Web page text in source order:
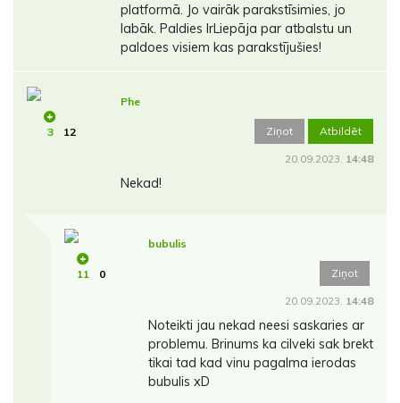
platformā. Jo vairāk parakstīsimies, jo
labāk. Paldies IrLiepāja par atbalstu un
paldoes visiem kas parakstījušies!
3 12
Phe
Ziņot Atbildēt
20.09.2023. 14:48
Nekad!
11 0
bubulis
Ziņot
20.09.2023. 14:48
Noteikti jau nekad neesi saskaries ar
problemu. Brinums ka cilveki sak brekt
tikai tad kad vinu pagalma ierodas
bubulis xD